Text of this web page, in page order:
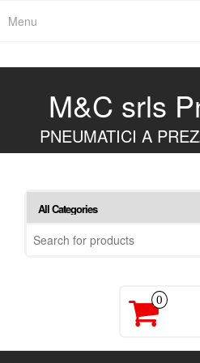
Menu
M&C srls
PNEUMATICI A
0